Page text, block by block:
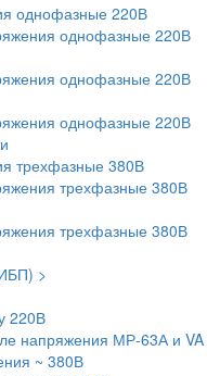
однофазные 220В
однофазные 220В
однофазные 220В
однофазные 220В
трехфазные 380В
трехфазные 380В
трехфазные 380В
>
220В
напряжения МР-63А и VA
~ 380В